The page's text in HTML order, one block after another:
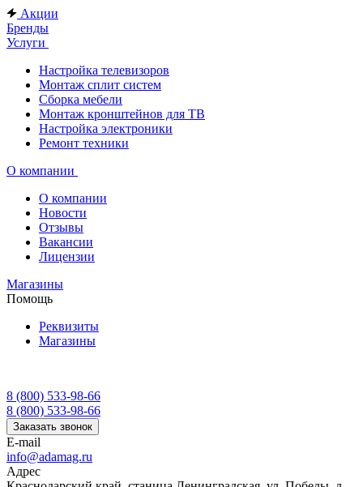
Акции
Бренды
Услуги
Настройка телевизоров
Монтаж сплит систем
Сборка мебели
Монтаж кронштейнов для ТВ
Настройка электроники
Ремонт техники
О компании
О компании
Новости
Отзывы
Вакансии
Лицензии
Магазины
Помощь
Реквизиты
Магазины
8 (800) 533-98-66
8 (800) 533-98-66
Заказать звонок
E-mail
info@adamag.ru
Адрес